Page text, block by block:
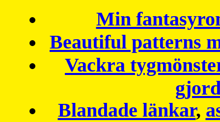
Min
Beautiful patterns
Vackra
Blandade länkar,